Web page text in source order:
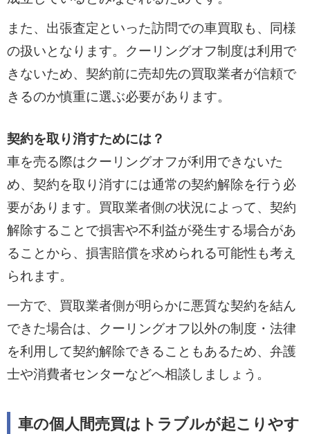
また、出張査定といった訪問での車買取も、同様
の扱いとなります。クーリングオフ制度は利用で
きないため、契約前に売却先の買取業者が信頼で
きるのか慎重に選ぶ必要があります。
契約を取り消すためには？
車を売る際はクーリングオフが利用できないた
め、契約を取り消すには通常の契約解除を行う必
要があります。買取業者側の状況によって、契約
解除することで損害や不利益が発生する場合があ
ることから、損害賠償を求められる可能性も考え
られます。
一方で、買取業者側が明らかに悪質な契約を結ん
できた場合は、クーリングオフ以外の制度・法律
を利用して契約解除できることもあるため、弁護
士や消費者センターなどへ相談しましょう。
車の個人間売買はトラブルが起こりやす